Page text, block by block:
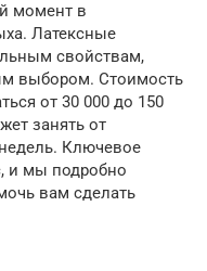
момент в
Латексные
свойствам,
выбором. Стоимость
от 30 000 до 150
занять от
Ключевое
и мы подробно
вам сделать